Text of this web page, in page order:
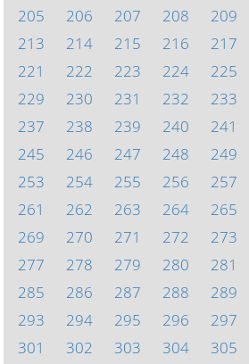
205
206 207 208 209
213
214 215 216 217
221
222 223 224 225
229
230 231 232 233
237
238 239 240 241
245
246 247 248 249
253
254 255 256 257
261
262 263 264 265
269
270 271 272 273
277
278 279 280 281
285
286 287 288 289
293
294 295 296 297
301
302 303 304 305